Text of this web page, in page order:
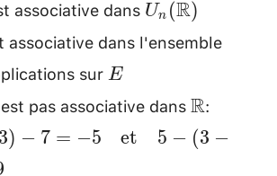
associative dans Un (R)
associative dans l'ensemble
surE
E
pas associative dansR:
3) − 7 = −5 et 5 − (3 −